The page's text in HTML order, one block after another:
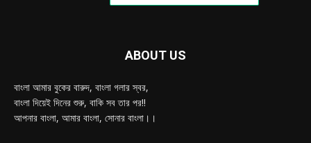
ABOUT US
বাংলা আমার বুকের বারুদ, বাংলা গলার স্বর,
বাংলা দিয়েই দিনের শুরু, বাকি সব তার পর!!
আপনার বাংলা, আমার বাংলা, সোনার বাংলা।।